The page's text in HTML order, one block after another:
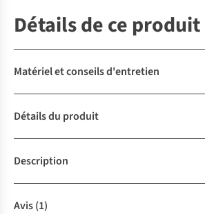
Détails de ce produit
Matériel et conseils d'entretien
Détails du produit
Description
Avis(1)